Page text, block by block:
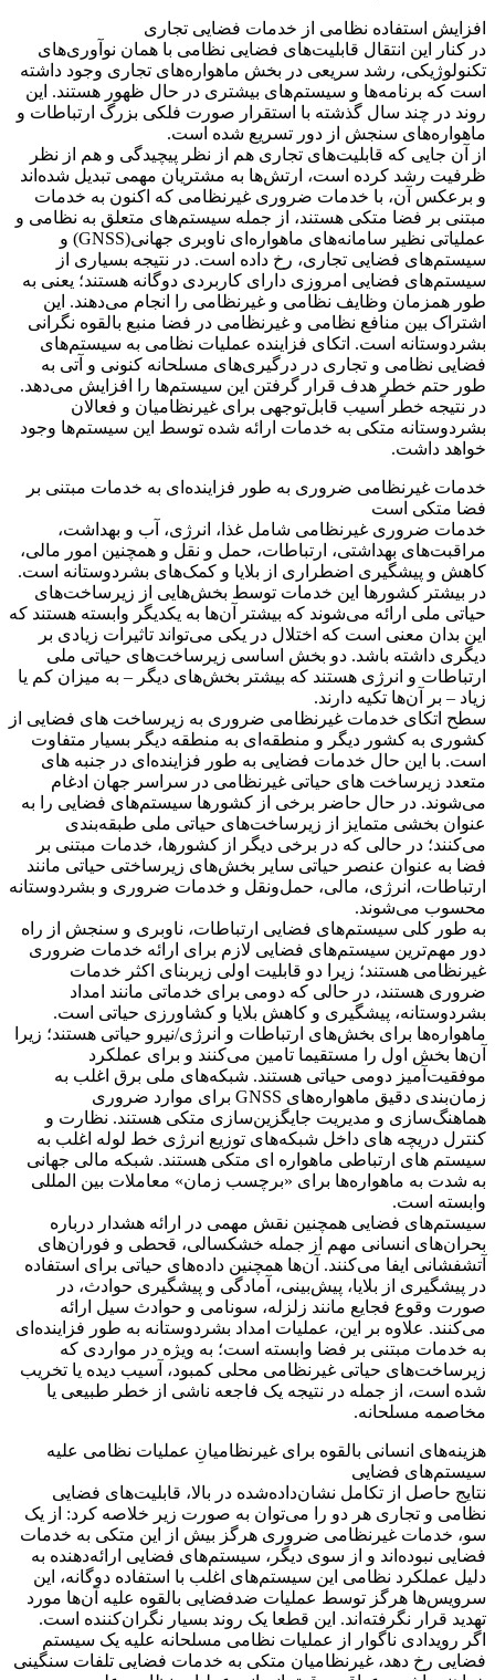
افزایش استفاده نظامی از خدمات فضایی تجاری
در کنار این انتقال قابلیت‌های فضایی نظامی با همان نوآوری‌های
تکنولوژیکی، رشد سریعی در بخش ماهواره‌های تجاری وجود داشته
است که برنامه‌ها و سیستم‌های بیشتری در حال ظهور هستند. این
روند در چند سال گذشته با استقرار صورت فلکی بزرگ ارتباطات و
ماهواره‌های سنجش از دور تسریع شده است.
از آن جایی که قابلیت‌های تجاری هم از نظر پیچیدگی و هم از نظر
ظرفیت رشد کرده است، ارتش‌ها به مشتریان مهمی تبدیل شده‌اند
و برعکس آن، با خدمات ضروری غیرنظامی که اکنون به خدمات
مبتنی بر فضا متکی هستند، از جمله سیستم‌های متعلق به نظامی و
عملیاتی نظیر سامانه‌های ماهواره‌ای ناوبری جهانی(GNSS) و
سیستم‌های فضایی تجاری، رخ داده است. در نتیجه بسیاری از
سیستم‌های فضایی امروزی دارای کاربردی دوگانه هستند؛ یعنی به
طور همزمان وظایف نظامی و غیرنظامی را انجام می‌دهند. این
اشتراک بین منافع نظامی و غیرنظامی در فضا منبع بالقوه نگرانی
بشردوستانه است. اتکای فزاینده عملیات نظامی به سیستم‌های
فضایی نظامی و تجاری در درگیری‌های مسلحانه کنونی و آتی به
طور حتم خطر هدف قرار گرفتن این سیستم‌ها را افزایش می‌دهد.
در نتیجه خطر آسیب قابل‌توجهی برای غیرنظامیان و فعالان
بشردوستانه متکی به خدمات ارائه شده توسط این سیستم‌ها وجود
خواهد داشت.
خدمات غیرنظامی ضروری به طور فزاینده‌ای به خدمات مبتنی بر
فضا متکی است
خدمات ضروری غیرنظامی شامل غذا، انرژی، آب و بهداشت،
مراقبت‌های بهداشتی، ارتباطات، حمل و نقل و همچنین امور مالی،
کاهش و پیشگیری اضطراری از بلایا و کمک‌های بشردوستانه است.
در بیشتر کشورها این خدمات توسط بخش‌هایی از زیرساخت‌های
حیاتی ملی ارائه می‌شوند که بیشتر آن‌ها به یکدیگر وابسته هستند که
این بدان معنی است که اختلال در یکی می‌تواند تاثیرات زیادی بر
دیگری داشته باشد. دو بخش اساسی زیرساخت‌های حیاتی ملی
ارتباطات و انرژی هستند که بیشتر بخش‌های دیگر – به میزان کم یا
زیاد – بر آن‌ها تکیه دارند.
سطح اتکای خدمات غیرنظامی ضروری به زیرساخت های فضایی از
کشوری به کشور دیگر و منطقه‌ای به منطقه دیگر بسیار متفاوت
است. با این حال خدمات فضایی به طور فزاینده‌ای در جنبه های
متعدد زیرساخت های حیاتی غیرنظامی در سراسر جهان ادغام
می‌شوند. در حال حاضر برخی از کشورها سیستم‌های فضایی را به
عنوان بخشی متمایز از زیرساخت‌های حیاتی ملی طبقه‌بندی
می‌کنند؛ در حالی که در برخی دیگر از کشورها، خدمات مبتنی بر
فضا به عنوان عنصر حیاتی سایر بخش‌های زیرساختی حیاتی مانند
ارتباطات، انرژی، مالی، حمل‌ونقل و خدمات ضروری و بشردوستانه
محسوب می‌شوند.
به طور کلی سیستم‌های فضایی ارتباطات، ناوبری و سنجش از راه
دور مهم‌ترین سیستم‌های فضایی لازم برای ارائه خدمات ضروری
غیرنظامی هستند؛ زیرا دو قابلیت اولی زیربنای اکثر خدمات
ضروری هستند، در حالی که دومی برای خدماتی مانند امداد
بشردوستانه، پیشگیری و کاهش بلایا و کشاورزی حیاتی است.
ماهواره‌ها برای بخش‌های ارتباطات و انرژی/نیرو حیاتی هستند؛ زیرا
آن‌ها بخش اول را مستقیما تامین می‌کنند و برای عملکرد
موفقیت‌آمیز دومی حیاتی هستند. شبکه‌های ملی برق اغلب به
زمان‌بندی دقیق ماهواره‌های GNSS برای موارد ضروری
هماهنگ‌سازی و مدیریت جایگزین‌سازی متکی هستند. نظارت و
کنترل دریچه های داخل شبکه‌های توزیع انرژی خط لوله اغلب به
سیستم های ارتباطی ماهواره ای متکی هستند. شبکه مالی جهانی
به شدت به ماهواره‌ها برای «برچسب زمان» معاملات بین المللی
وابسته است.
سیستم‌های فضایی همچنین نقش مهمی در ارائه هشدار درباره
بحران‌های انسانی مهم از جمله خشکسالی، قحطی و فوران‌های
آتشفشانی ایفا می‌کنند. آن‌ها همچنین داده‌های حیاتی برای استفاده
در پیشگیری از بلایا، پیش‌بینی، آمادگی و پیشگیری حوادث، در
صورت وقوع فجایع مانند زلزله، سونامی و حوادث سیل ارائه
می‌کنند. علاوه بر این، عملیات امداد بشردوستانه به طور فزاینده‌ای
به خدمات مبتنی بر فضا وابسته است؛ به ‌ویژه در مواردی که
زیرساخت‌های حیاتی غیرنظامی محلی کمبود، آسیب دیده یا تخریب
شده است، از جمله در نتیجه یک فاجعه ناشی از خطر طبیعی یا
مخاصمه مسلحانه.
هزینه‌های انسانی بالقوه برای غیرنظامیانِ عملیات نظامی علیه
سیستم‌های فضایی
نتایج حاصل از تکامل نشان‌داده‌شده در بالا، قابلیت‌های فضایی
نظامی و تجاری هر دو را می‌توان به صورت زیر خلاصه کرد: از یک
سو، خدمات غیرنظامی ضروری هرگز بیش از این متکی به خدمات
فضایی نبوده‌اند و از سوی دیگر، سیستم‌های فضایی ارائه‌دهنده به
دلیل عملکرد نظامی این سیستم‌های اغلب با استفاده دوگانه، این
سرویس‌ها هرگز توسط عملیات ضدفضایی بالقوه علیه آن‌ها مورد
تهدید قرار نگرفته‌اند. این قطعا یک روند بسیار نگران‌کننده است.
اگر رویدادی ناگوار از عملیات نظامی مسلحانه علیه یک سیستم
فضایی رخ دهد، غیرنظامیان متکی به خدمات فضایی تلفات سنگینی